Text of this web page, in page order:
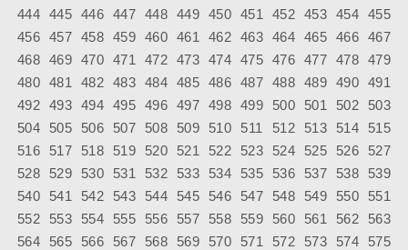
444 445 446 447 448 449 450 451 452 453 454 455
456 457 458 459 460 461 462 463 464 465 466 467
468 469 470 471 472 473 474 475 476 477 478 479
480 481 482 483 484 485 486 487 488 489 490 491
492 493 494 495 496 497 498 499 500 501 502
503
504
505 506 507 508 509 510 511 512 513 514
515
516
517 518 519 520 521 522 523 524 525 526
527
528
529 530 531 532 533 534 535 536 537 538
539
540
541 542 543 544 545 546 547 548 549 550
551
552
553 554 555 556 557 558 559 560 561 562
563
564
565 566 567 568 569 570 571 572 573 574
575